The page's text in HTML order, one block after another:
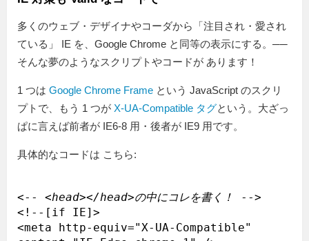
多くのウェブ・デザイナやコーダから「注目され・愛され
ている」 IE を、Google Chrome と同等の表示にする。──
そんな夢のようなスクリプトやコードが あります！
1 つは Google Chrome Frame という JavaScript のスクリ
プトで、もう 1 つが X-UA-Compatible タグという。大ざっ
ぱに言えば前者が IE6-8 用・後者が IE9 用です。
具体的なコードは こちら:
<-- <head></head>の中にコレを書く！
-->
<!--[if IE]>
<meta http-equiv="X-UA-Compatible"